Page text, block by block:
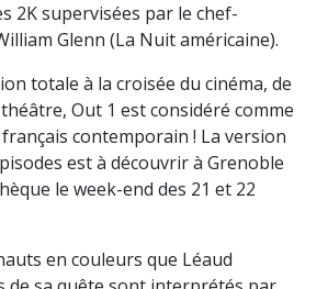
2K supervisées par le chef-
Glenn (La Nuit américaine).
totale à la croisée du cinéma, de
Out 1 est considéré comme
contemporain ! La version
est à découvrir à Grenoble
le week-end des 21 et 22
en couleurs que Léaud